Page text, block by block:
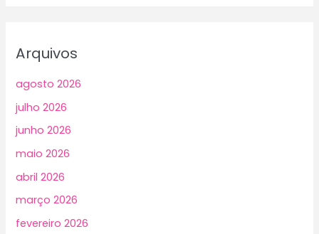
Arquivos
agosto 2026
julho 2026
junho 2026
maio 2026
abril 2026
março 2026
fevereiro 2026